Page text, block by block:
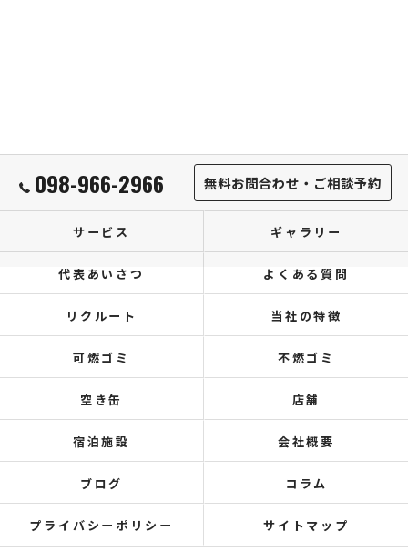
098-966-2966 無料お問合わせ・ご相談予約
サービス ギャラリー
代表あいさつ よくある質問
リクルート 当社の特徴
可燃ゴミ 不燃ゴミ
空き缶 店舗
宿泊施設 会社概要
ブログ コラム
プライバシーポリシー サイトマップ